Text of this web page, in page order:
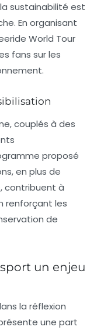
sustainabilité est
En organisant
World Tour
fans sur les
couplés à des
proposé
en plus de
contribuent à
renforçant les
de
un enjeu
la réflexion
une part